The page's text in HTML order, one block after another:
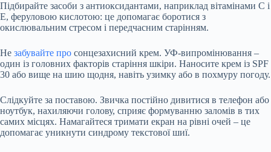
Підбирайте засоби з антиоксидантами, наприклад вітамінами C і
E, феруловою кислотою: це допомагає боротися з
окислювальним стресом і передчасним старінням.
Не забувайте про сонцезахисний крем. УФ-випромінювання –
один із головних факторів старіння шкіри. Наносите крем із SPF
30 або вище на шию щодня, навіть узимку або в похмуру погоду.
Слідкуйте за поставою. Звичка постійно дивитися в телефон або
ноутбук, нахиляючи голову, сприяє формуванню заломів в тих
самих місцях. Намагайтеся тримати екран на рівні очей – це
допомагає уникнути синдрому текстової шиї.